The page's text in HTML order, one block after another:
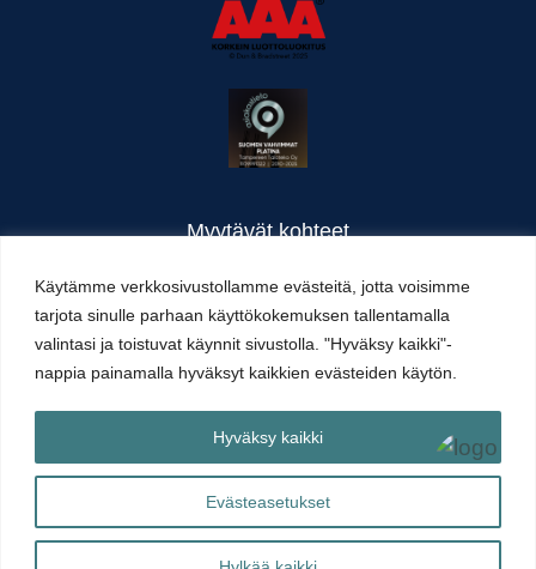
Käytämme verkkosivustollamme evästeitä, jotta voisimme
tarjota sinulle parhaan käyttökokemuksen tallentamalla
valintasi ja toistuvat käynnit sivustolla. "Hyväksy kaikki"-
nappia painamalla hyväksyt kaikkien evästeiden käytön.
Evästeasetukset
Hyväksy kaikki
Yhteydenottolomake
Myytävät kohteet
Yritysesittely
Yhteystiedot
Artikkelit